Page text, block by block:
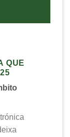
QUE